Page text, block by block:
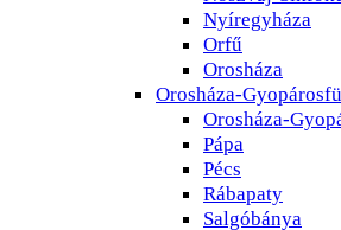
Nyíregyháza
Orfű
Orosháza
Orosháza-
Orosháza-
Pápa
Pécs
Rábapaty
Salgóbánya